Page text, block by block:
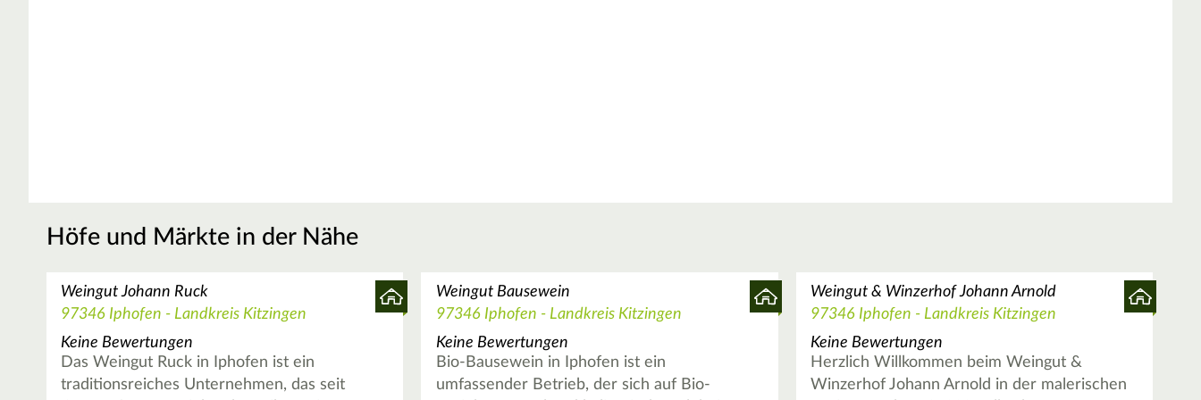
Höfe und Märkte in der Nähe
Weingut Johann Ruck
97346 Iphofen - Landkreis Kitzingen
Keine Bewertungen
Das Weingut Ruck in Iphofen ist ein
traditionsreiches Unternehmen, das seit
Weingut Bausewein
97346 Iphofen - Landkreis Kitzingen
Keine Bewertungen
Bio-Bausewein in Iphofen ist ein
umfassender Betrieb, der sich auf Bio-
Weingut & Winzerhof Johann Arnold
97346 Iphofen - Landkreis Kitzingen
Keine Bewertungen
Herzlich Willkommen beim Weingut &
Winzerhof Johann Arnold in der malerischen